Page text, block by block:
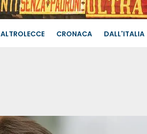
ALTROLECCE CRONACA DALL'ITALIA